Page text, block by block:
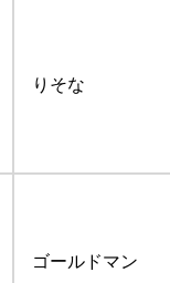
りそな
ゴールドマン